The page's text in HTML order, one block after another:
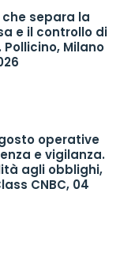
separa la
e il controllo di
Milano
operative
e vigilanza.
agli obblighi,
CNBC, 04